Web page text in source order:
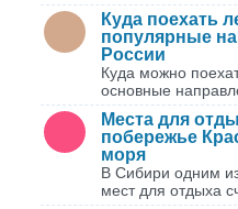
Куда поехать
популярные
России
Куда можно
основные
Места для
побережье
моря
В Сибири одним
мест для отдыха